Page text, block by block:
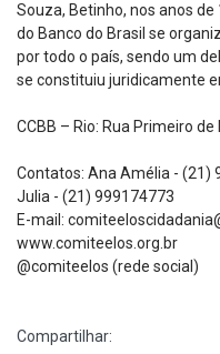
Souza, Betinho, nos anos
do Banco do Brasil se
por todo o país, sendo um
se constituiu juridicamente
CCBB – Rio: Rua Primeiro
Contatos: Ana Amélia - (21)
Julia - (21) 999174773
E-mail:
www.comiteelos.org.br
@comiteelos (rede social)
Compartilhar: